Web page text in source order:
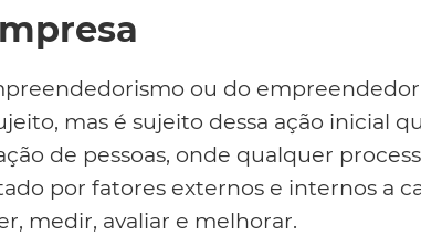
ou do
mas é sujeito dessa ação inicial
de pessoas, onde qualquer
por fatores externos e internos a
medir, avaliar e melhorar.